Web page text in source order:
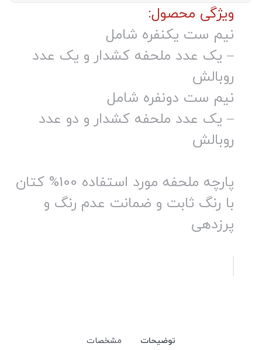
ویژگی محصول:
نیم ست یکنفره شامل
– یک عدد ملحفه کشدار و یک عدد
روبالش
نیم ست دونفره شامل
– یک عدد ملحفه کشدار و دو عدد
روبالش
پارچه ملحفه مورد استفاده 100% کتان
با رنگ ثابت و ضمانت عدم رنگ و
پرزدهی
توضیحات مشخصات